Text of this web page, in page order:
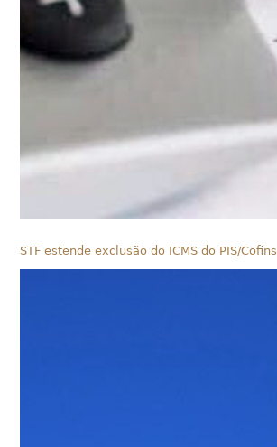
STF estende exclusão do ICMS do PIS/Cofins